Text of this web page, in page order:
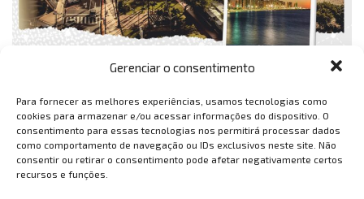
Gerenciar o consentimento
Para fornecer as melhores experiências, usamos tecnologias como
cookies para armazenar e/ou acessar informações do dispositivo. O
consentimento para essas tecnologias nos permitirá processar dados
como comportamento de navegação ou IDs exclusivos neste site. Não
consentir ou retirar o consentimento pode afetar negativamente certos
recursos e funções.